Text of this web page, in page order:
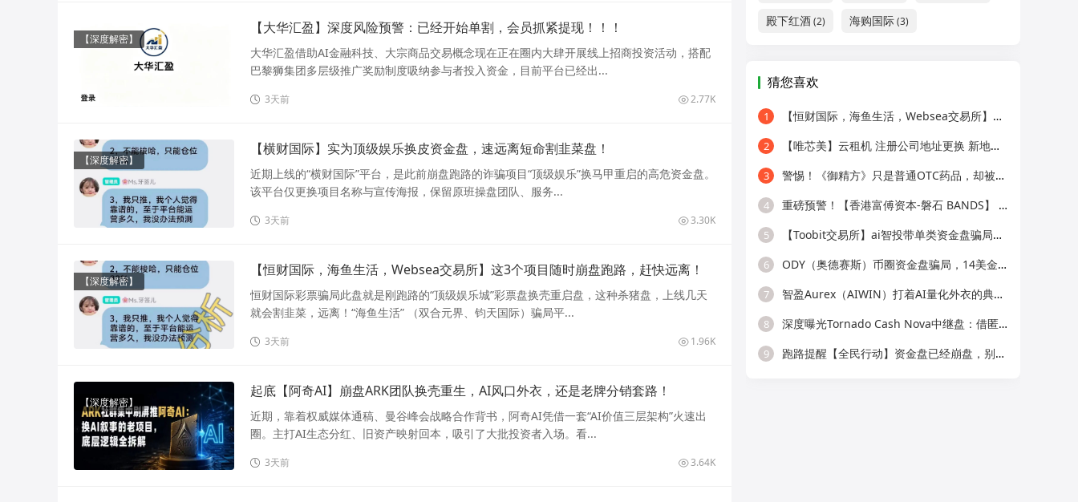
【深度解密】
【大华汇盈】深度风险预警：已经开始单割，会员抓紧提现！！！
大华汇盈借助AI金融科技、大宗商品交易概念现在正在圈内大肆开展线上招商投资活动，搭配
巴黎狮集团多层级推广奖励制度吸纳参与者投入资金，目前平台已经出...
3天前 2.77K
【深度解密】
【横财国际】实为顶级娱乐换皮资金盘，速远离短命割韭菜盘！
近期上线的“横财国际”平台，是此前崩盘跑路的诈骗项目“顶级娱乐”换马甲重启的高危资金盘。
该平台仅更换项目名称与宣传海报，保留原班操盘团队、服务...
3天前 3.30K
【深度解密】
【恒财国际，海鱼生活，Websea交易所】这3个项目随时崩盘跑路，赶快远离！
恒财国际彩票骗局此盘就是刚跑路的“顶级娱乐城”彩票盘换壳重启盘，这种杀猪盘，上线几天
就会割韭菜，远离！“海鱼生活” （双合元界、钧天国际）骗局平...
3天前 1.96K
【深度解密】
起底【阿奇AI】崩盘ARK团队换壳重生，AI风口外衣，还是老牌分销套路！
近期，靠着权威媒体通稿、曼谷峰会战略合作背书，阿奇AI凭借一套“AI价值三层架构”火速出
圈。主打AI生态分红、旧资产映射回本，吸引了大批投资者入场。看...
3天前 3.64K
殿下红酒(2) 海购国际(3)
猜您喜欢
1 【恒财国际，海鱼生活，Websea交易所】这3个项目随时崩盘跑路，赶快远离！
2 【唯芯美】云租机 注册公司地址更换 新地址竟然是一家皮包公司 开始搞活动完成最后的收割！
3 警惕！《御精方》只是普通OTC药品，却被包装成宫廷神药，专坑中老年群体
4 重磅预警！【香港富傅资本-磐石 BANDS】 纯属套牌虚假现货跟单盘，传销收割套路曝光！
5 【Toobit交易所】ai智投带单类资金盘骗局，日收益高达2.8%，看见一定要远离！
6 ODY（奥德赛斯）币圈资金盘骗局，14美金横盘几百天，基本没戏了
7 智盈Aurex（AIWIN）打着AI量化外衣的典型资金盘骗局 刚开盘就单割
8 深度曝光Tornado Cash Nova中继盘：借匿名混币外衣的新型庞氏传销骗局！！！
9 跑路提醒【全民行动】资金盘已经崩盘，别再傻傻充值，苦海无边回头是岸，及时止损才是正道。